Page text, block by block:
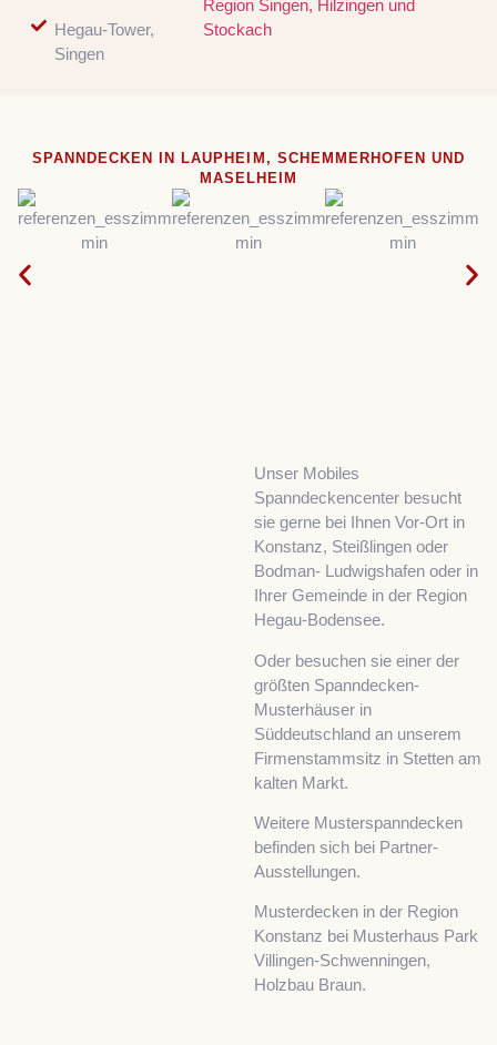
Hegau-Tower,
Singen
Region Singen, Hilzingen und
Stockach
SPANNDECKEN IN LAUPHEIM, SCHEMMERHOFEN UND
MASELHEIM
Unser Mobiles
Spanndeckencenter besucht
sie gerne bei Ihnen Vor-Ort in
Konstanz, Steißlingen oder
Bodman- Ludwigshafen oder in
Ihrer Gemeinde in der Region
Hegau-Bodensee.
Oder besuchen sie einer der
größten Spanndecken-
Musterhäuser in
Süddeutschland an unserem
Firmenstammsitz in Stetten am
kalten Markt.
Weitere Musterspanndecken
befinden sich bei Partner-
Ausstellungen.
Musterdecken in der Region
Konstanz bei Musterhaus Park
Villingen-Schwenningen,
Holzbau Braun.